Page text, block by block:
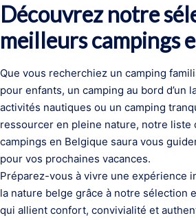
Découvrez notre
meilleurs campings
Que vous recherchiez un camping
pour enfants, un camping au bord d’un
activités nautiques ou un camping
ressourcer en pleine nature, notre liste
campings en Belgique saura vous
pour vos prochaines vacances.
Préparez-vous à vivre une expérience
la nature belge grâce à notre sélection
qui allient confort, convivialité et